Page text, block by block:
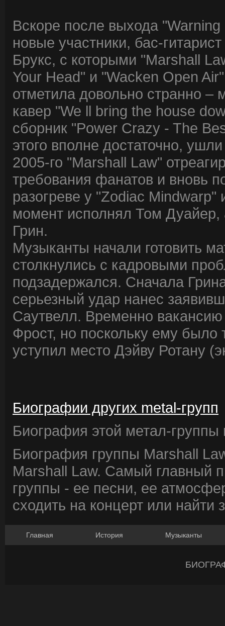
Вскоре после выхода
новые участники, бас-
Брукс, с которыми "Marshall
Your Head" и "Wacken Open
отметила довольно странно –
кавер "We ll bring the house
сборник "Power Crazy - The
этого вполне достаточно,
2005-го "Marshall Law"
требования фанатов и вновь
разогреве у "Zodiac
момент исполнял Том Дуайер,
Грин.
Музыканты начали готовить
столкнулись с кадровыми
подзадержался. Сначала
серьезный удар нанес
Саутвелл. Временно
Фрост, но поскольку ему было
уступил место Дэйву Ротану
Биографии других metal-групп
Биография этой метал-группы
Биография группы Marshall
Marshall Law. Самый главный
группы - ее песни, ее
сходить на концерт или найти
Главная История Музыканты